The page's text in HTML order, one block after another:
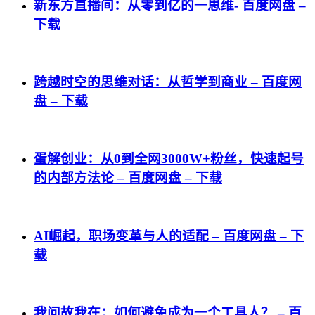
新东方直播间：从零到亿的一思维- 百度网盘 –
下载
跨越时空的思维对话：从哲学到商业 – 百度网
盘 – 下载
蛋解创业：从0到全网3000W+粉丝，快速起号
的内部方法论 – 百度网盘 – 下载
AI崛起，职场变革与人的适配 – 百度网盘 – 下
载